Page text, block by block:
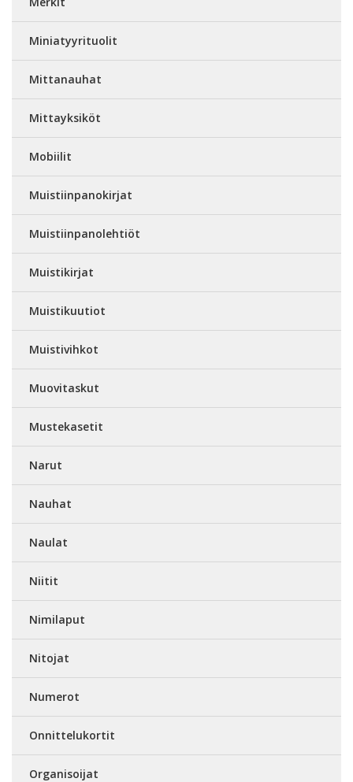
Miniatyyrituolit
Mittanauhat
Mittayksiköt
Mobiilit
Muistiinpanokirjat
Muistiinpanolehtiöt
Muistikirjat
Muistikuutiot
Muistivihkot
Muovitaskut
Mustekasetit
Narut
Nauhat
Naulat
Niitit
Nimilaput
Nitojat
Numerot
Onnittelukortit
Organisoijat